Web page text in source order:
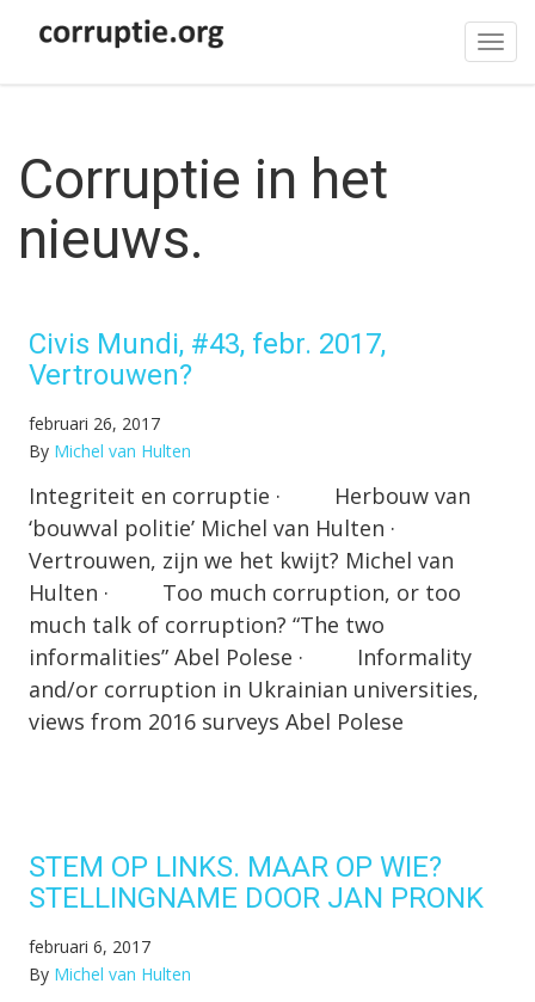
Corruptie in het
nieuws.
Civis Mundi, #43, febr. 2017,
Vertrouwen?
februari 26, 2017
By Michel van Hulten
Integriteit en corruptie · Herbouw van
‘bouwval politie’ Michel van Hulten ·
Vertrouwen, zijn we het kwijt? Michel van
Hulten · Too much corruption, or too
much talk of corruption? “The two
informalities” Abel Polese · Informality
and/or corruption in Ukrainian universities,
views from 2016 surveys Abel Polese
STEM OP LINKS. MAAR OP WIE?
STELLINGNAME DOOR JAN PRONK
februari 6, 2017
By Michel van Hulten